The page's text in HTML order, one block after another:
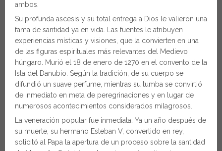
ambos.
Su profunda ascesis y su total entrega a Dios le valieron una
fama de santidad ya en vida. Las fuentes le atribuyen
experiencias místicas y visiones, que la convierten en una
de las figuras espirituales más relevantes del Medievo
húngaro. Murió el 18 de enero de 1270 en el convento de la
Isla del Danubio. Según la tradición, de su cuerpo se
difundió un suave perfume, mientras su tumba se convirtió
de inmediato en meta de peregrinaciones y en lugar de
numerosos acontecimientos considerados milagrosos.
La veneración popular fue inmediata. Ya un año después de
su muerte, su hermano Esteban V, convertido en rey,
solicitó al Papa la apertura de un proceso sobre la santidad